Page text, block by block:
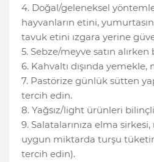
4. Doğal/geleneksel
hayvanların etini,
tavuk etini ızgara yerine
5. Sebze/meyve satın
6. Kahvaltı dışında
7. Pastörize günlük sütten
tercih edin.
8. Yağsız/light ürünleri
9. Salatalarınıza elma
uygun miktarda turşu
tercih edin).